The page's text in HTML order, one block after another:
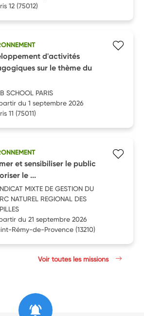
12 (75012)
d'activités
sur le thème du
SCHOOL PARIS
du 1 septembre 2026
11 (75011)
et sensibiliser le public
le ...
MIXTE DE GESTION DU
NATUREL REGIONAL DES
du 21 septembre 2026
Rémy-de-Provence (13210)
Voir toutes les missions